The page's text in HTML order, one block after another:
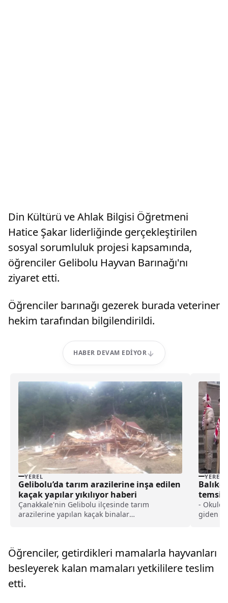
Din Kültürü ve Ahlak Bilgisi Öğretmeni
Hatice Şakar liderliğinde gerçekleştirilen
sosyal sorumluluk projesi kapsamında,
öğrenciler Gelibolu Hayvan Barınağı'nı
ziyaret etti.
Öğrenciler barınağı gezerek burada veteriner
hekim tarafından bilgilendirildi.
HABER DEVAM EDIYOR
YEREL
Gelibolu’da tarım arazilerine inşa edilen
kaçak yapılar yıkılıyor haberi
Çanakkale'nin Gelibolu ilçesinde tarım
arazilerine yapılan kaçak binalar
köyü mevkisinde tarım ar...
YEREL
temsili
haberi
-
giden
Öğrenciler, getirdikleri mamalarla hayvanları
besleyerek kalan mamaları yetkililere teslim
etti.